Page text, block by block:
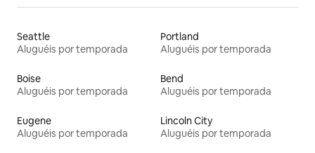
Seattle
Aluguéis por temporada
Portland
Aluguéis por temporada
Boise
Aluguéis por temporada
Bend
Aluguéis por temporada
Eugene
Aluguéis por temporada
Lincoln City
Aluguéis por temporada